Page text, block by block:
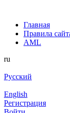
Главная
Правила
AML
ru
Русский
English
Регистрация